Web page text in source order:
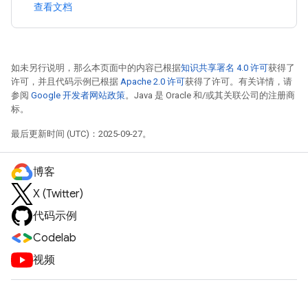
查看文档
如未另行说明，那么本页面中的内容已根据知识共享署名 4.0 许可获得了
许可，并且代码示例已根据 Apache 2.0 许可获得了许可。有关详情，请
参阅 Google 开发者网站政策。Java 是 Oracle 和/或其关联公司的注册商
标。
最后更新时间 (UTC)：2025-09-27。
博客
X (Twitter)
代码示例
Codelab
视频